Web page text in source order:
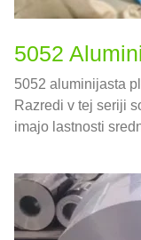
5052
5052 aluminijasta
Razredi v tej seriji
imajo lastnosti